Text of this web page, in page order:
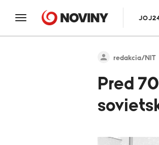
redakcia/NIT
Pred